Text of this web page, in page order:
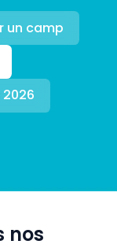
un camp
nos